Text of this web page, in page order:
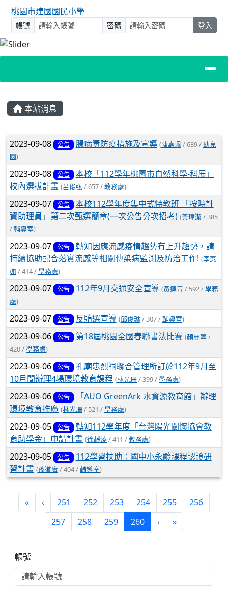
桃園市建國國民小學
帳號 密碼 登入
主內容區域
本站消息
文章列表
2023-09-08 公告 腸病毒防疫措施及宣導 (陳嘉珮/ 639 /幼兒
園)
2023-09-08 公告
本校「112學年桃園市自然科學-科展」
校內選拔計畫 (呂俊弘 / 657 /教務處)
2023-09-07 公告
本校112學年度集中式特教班 「按時計
資助理員」第二次甄選簡章(一次公告分次招考) (黃瑋潔 / 385
/輔導室)
2023-09-07 公告
轉知因應流感疫情趨勢有上升趨勢，請
持續協助配合落實流感等相關傳染病監測及防治工作! (李惠
如 / 414 /學務處)
2023-09-07 公告 112年9月交通安全宣導 (黃連青 / 592 /學務
處)
2023-09-07 公告 反賄選宣導 (邱俊琳/ 307 /輔導室)
2023-09-06 公告 第18屆桃園全國春聯書法比賽 (顏麗蓉/
420 /學務處)
2023-09-06 公告
孔廟忠烈祠聯合管理所訂於112年9月至
10月間辦理4場環境教育課程 (林光珊/ 399 /學務處)
2023-09-06 公告
「AUO GreenArk 水資源教育館」辦理
環境教育推廣 (林光珊/ 521 /學務處)
2023-09-05 公告
轉知112學年度「台灣陽光關懷協會教
育助學金」申請計畫 (徐靜淩/ 411 /教務處)
2023-09-05 公告
112學習扶助：國中小永齡課程認證研
習計畫 (孫道庸/ 404 /輔導室)
«第一頁
‹上一頁
251 252 253 254 255
256
257
258 259 260(目前頁次)
›下一頁
»最後頁
帳號